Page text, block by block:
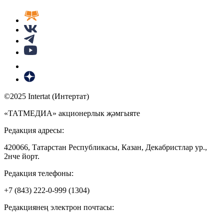
©2025 Intertat (Интертат)
«ТАТМЕДИА» акционерлык җәмгыяте
Редакция адресы:
420066, Татарстан Республикасы, Казан, Декабристлар ур.,
2нче йорт.
Редакция телефоны:
+7 (843) 222-0-999 (1304)
Редакциянең электрон почтасы: